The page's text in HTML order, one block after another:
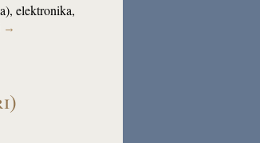
elektronika,
→